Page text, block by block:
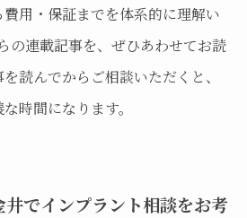
用・保証までを体系的に理解い
の連載記事を、ぜひあわせてお読
読んでからご相談いただくと、
時間になります。
でインプラント相談をお考